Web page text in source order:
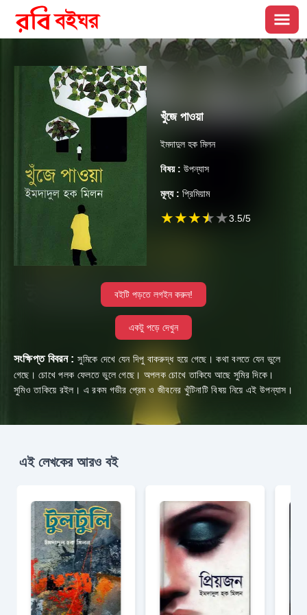
খুঁজে পাওয়া
ইমদাদুল হক মিলন
বিষয় : উপন্যাস
মূল্য : প্রিমিয়াম
★★★★★3.5/5
বইটি পড়তে লগইন করুন!
একটু পড়ে দেখুন
সংক্ষিপ্ত বিবরন : সুমিকে দেখে যেন দিপু বাকরুদ্ধ হয়ে গেছে। কথা বলতে যেন ভুলে
গেছে। চোখে পলক ফেলতে ভুলে গেছে। অপলক চোখে তাকিযে আছে সুমির দিকে।
সুমিও তাকিয়ে রইল। এ রকম গভীর প্রেম ও জীবনের খুঁটিনাটি বিষয় নিয়ে এই উপন্যাস।
এই লেখকের আরও বই